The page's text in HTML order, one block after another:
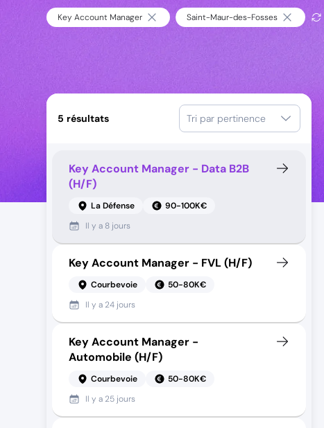
Key Account Manager Saint-Maur-des-Fosses
5 résultats Tri par pertinence
Key Account Manager - Data B2B
(H/F)
La Défense
90-100K€
Il y a 8 jours
Key Account Manager - FVL (H/F)
Courbevoie
50-80K€
Il y a 24 jours
Key Account Manager -
Automobile (H/F)
Courbevoie
50-80K€
Il y a 25 jours